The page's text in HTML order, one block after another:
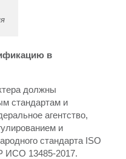
в
должны
стандартам и
агентство,
и
стандарта ISO
ИСО 13485-2017.